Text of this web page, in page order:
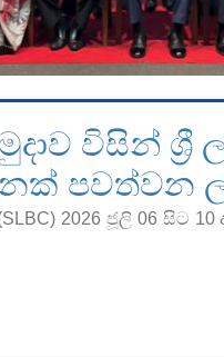
විසින්
පවත්වන
(SLBC) 2026 ජූලි 06